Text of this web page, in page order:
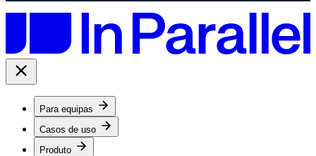
Para equipas
Casos de uso
Produto